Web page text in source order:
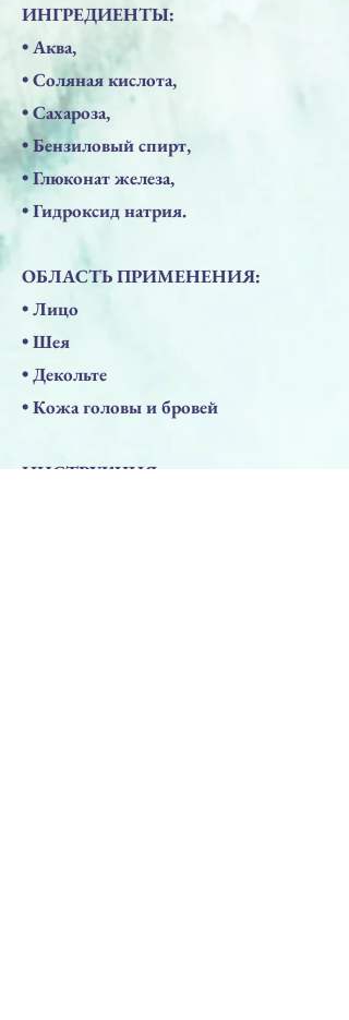
ИНГРЕДИЕНТЫ:
• Аква,
• Соляная кислота,
• Сахароза,
• Бензиловый спирт,
• Глюконат железа,
• Гидроксид натрия.
ОБЛАСТЬ ПРИМЕНЕНИЯ:
• Лицо
• Шея
• Декольте
• Кожа головы и бровей
ИНСТРУКЦИЯ: